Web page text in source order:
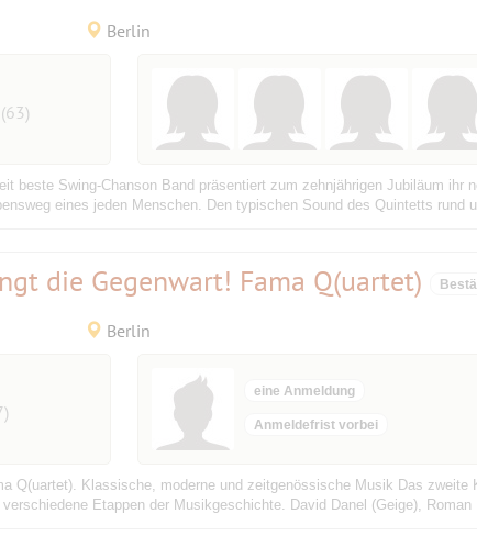
Berlin
(63)
beste Swing-Chanson Band präsentiert zum zehnjährigen Jubiläum ihr
eines jeden Menschen. Den typischen Sound des Quintetts rund
die Gegenwart! Fama Q(uartet)
Berlin
eine Anmeldung
Anmeldefrist vorbei
Q(uartet). Klassische, moderne und zeitgenössische Musik Das
Etappen der Musikgeschichte. David Danel (Geige),